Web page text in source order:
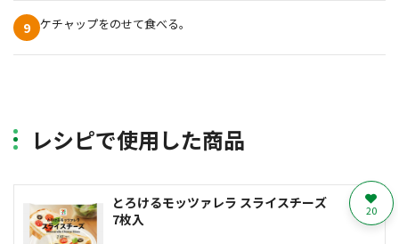
9 ケチャップをのせて食べる。
レシピで使用した商品
とろけるモッツァレラ スライスチーズ
7枚入
20